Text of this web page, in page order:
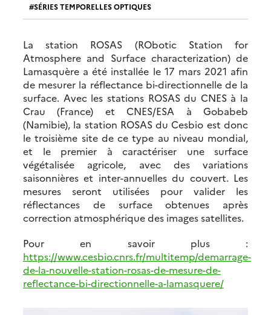
SÉRIES TEMPORELLES OPTIQUES
La station ROSAS (RObotic Station for
Atmosphere and Surface characterization) de
Lamasquère a été installée le 17 mars 2021 afin
de mesurer la réflectance bi-directionnelle de la
surface. Avec les stations ROSAS du CNES à la
Crau (France) et CNES/ESA à Gobabeb
(Namibie), la station ROSAS du Cesbio est donc
le troisième site de ce type au niveau mondial,
et le premier à caractériser une surface
végétalisée agricole, avec des variations
saisonnières et inter-annuelles du couvert. Les
mesures seront utilisées pour valider les
réflectances de surface obtenues après
correction atmosphérique des images satellites.
Pour en savoir plus :
https://www.cesbio.cnrs.fr/multitemp/demarrage-
de-la-nouvelle-station-rosas-de-mesure-de-
reflectance-bi-directionnelle-a-lamasquere/